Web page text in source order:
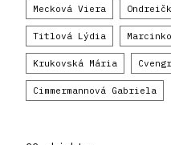
Mecková Viera
Titlová Lýdia
Krukovská Mária
Cimmermannová Gabriela